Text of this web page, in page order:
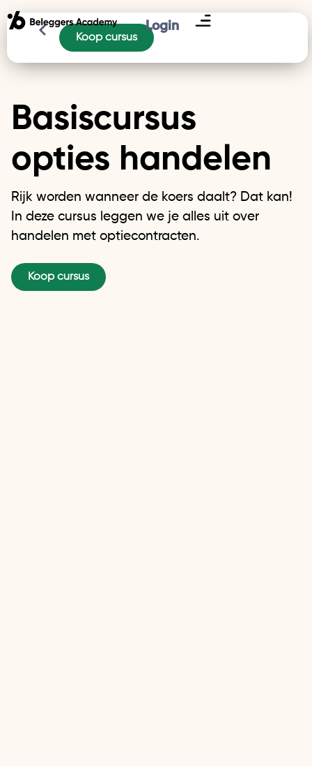
Login
Koop cursus
Basiscursus
opties handelen
Rijk worden wanneer de koers daalt? Dat kan!
In deze cursus leggen we je alles uit over
handelen met optiecontracten.
Koop cursus